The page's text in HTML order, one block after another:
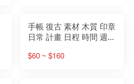
手帳 復古 素材 木質 印章
日常 計畫 日程 時間 週記
$60 ~ $160